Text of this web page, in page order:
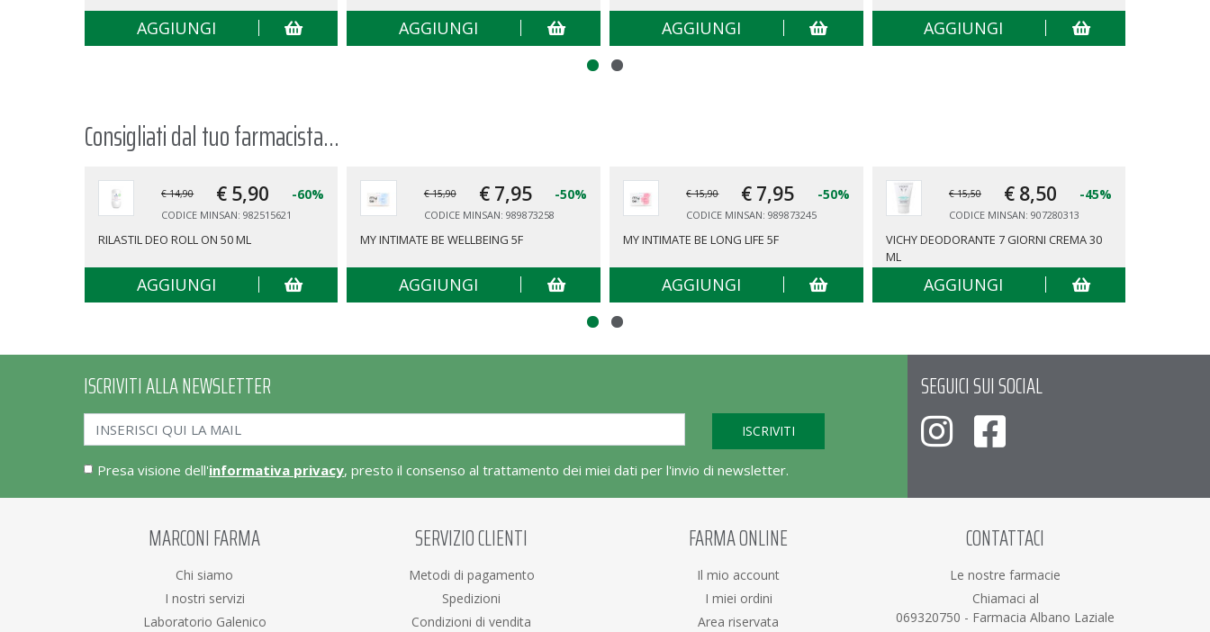
AGGIUNGI AGGIUNGI AGGIUNGI AGGIUNGI
Consigliati dal tuo farmacista...
€ 14,90 € 5,90 -60%
CODICE MINSAN: 982515621
RILASTIL DEO ROLL ON 50 ML
AGGIUNGI
€ 15,90 € 7,95 -50%
CODICE MINSAN: 989873258
MY INTIMATE BE WELLBEING 5F
AGGIUNGI
€ 15,90 € 7,95 -50%
CODICE MINSAN: 989873245
MY INTIMATE BE LONG LIFE 5F
AGGIUNGI
€ 15,50 € 8,50 -45%
CODICE MINSAN: 907280313
VICHY DEODORANTE 7 GIORNI CREMA 30
ML
AGGIUNGI
ISCRIVITI ALLA NEWSLETTER
Presa visione dell'informativa privacy, presto il consenso al trattamento dei miei dati per l'invio di newsletter.
SEGUICI SUI SOCIAL
MARCONI FARMA
Chi siamo
I nostri servizi
Laboratorio Galenico
SERVIZIO CLIENTI
Metodi di pagamento
Spedizioni
Condizioni di vendita
FARMA ONLINE
Il mio account
I miei ordini
Area riservata
CONTATTACI
Le nostre farmacie
Chiamaci al
069320750 - Farmacia Albano Laziale